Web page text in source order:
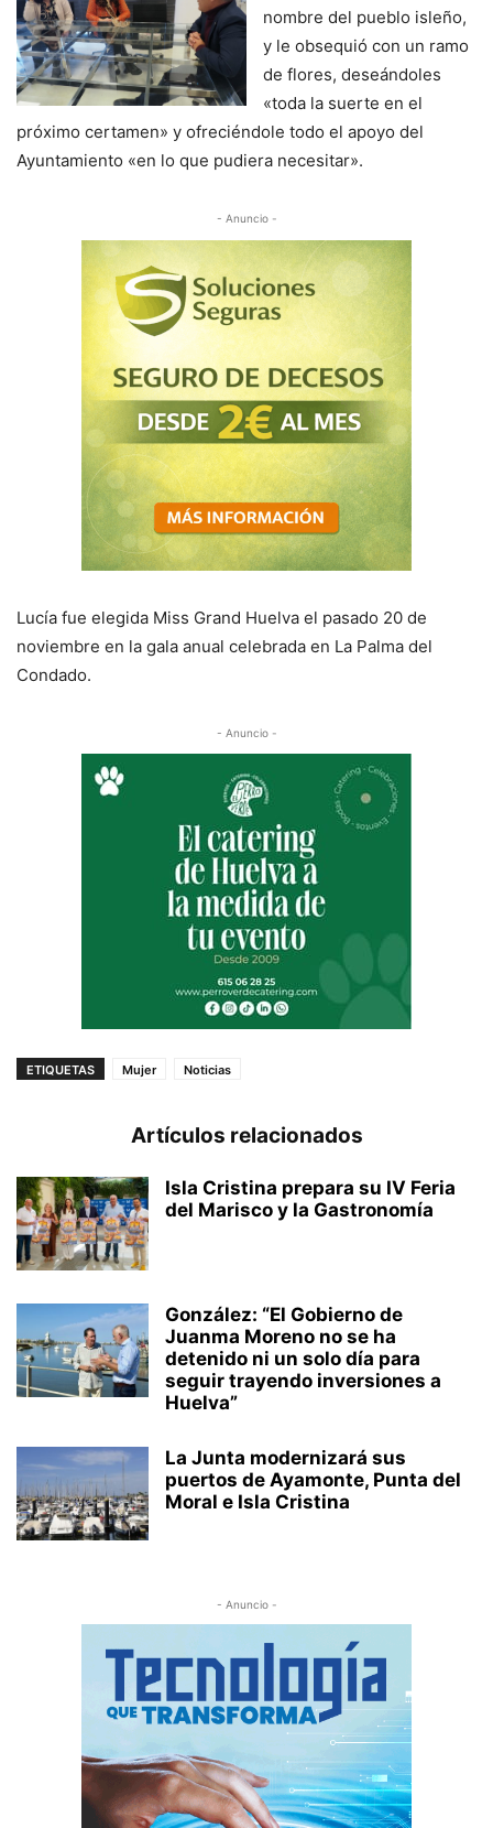
nombre del pueblo isleño,
y le obsequió con un ramo
de flores, deseándoles
«toda la suerte en el
próximo certamen» y ofreciéndole todo el apoyo del
Ayuntamiento «en lo que pudiera necesitar».
- Anuncio -
Lucía fue elegida Miss Grand Huelva el pasado 20 de
noviembre en la gala anual celebrada en La Palma del
Condado.
- Anuncio -
ETIQUETAS Mujer Noticias
Artículos relacionados
Isla Cristina prepara su IV Feria
del Marisco y la Gastronomía
González: “El Gobierno de
Juanma Moreno no se ha
detenido ni un solo día para
seguir trayendo inversiones a
Huelva”
La Junta modernizará sus
puertos de Ayamonte, Punta del
Moral e Isla Cristina
- Anuncio -